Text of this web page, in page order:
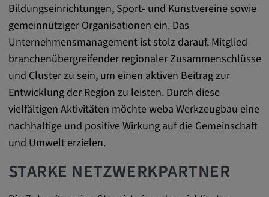
Bildungseinrichtungen, Sport- und Kunstvereine sowie
gemeinnütziger Organisationen ein. Das
Unternehmensmanagement ist stolz darauf, Mitglied
branchenübergreifender regionaler Zusammenschlüsse
und Cluster zu sein, um einen aktiven Beitrag zur
Entwicklung der Region zu leisten. Durch diese
vielfältigen Aktivitäten möchte weba Werkzeugbau eine
nachhaltige und positive Wirkung auf die Gemeinschaft
und Umwelt erzielen.
STARKE NETZWERKPARTNER
Zweck:
Mit diesen Cookie werden die Präferenzen
und sonstige Informationen des Nutzers
Cookie Laufzeit:
Youtube
Name:
VISITOR_INFO1_LIVE, YSC, CONSENT,
yt.innertube::nextId, yt.innertube::requests,